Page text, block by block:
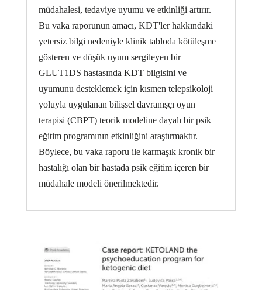
müdahalesi, tedaviye uyumu ve etkinliği artırır.
Bu vaka raporunun amacı, KDT'ler hakkındaki
yetersiz bilgi nedeniyle klinik tabloda kötüleşme
gösteren ve düşük uyum sergileyen bir
GLUT1DS hastasında KDT bilgisini ve
uyumunu desteklemek için kısmen telepsikoloji
yoluyla uygulanan bilişsel davranışçı oyun
terapisi (CBPT) teorik modeline dayalı bir psik
eğitim programının etkinliğini araştırmaktır.
Böylece, bu vaka raporu ile karmaşık kronik bir
hastalığı olan bir hastada psik eğitim içeren bir
müdahale modeli önerilmektedir.